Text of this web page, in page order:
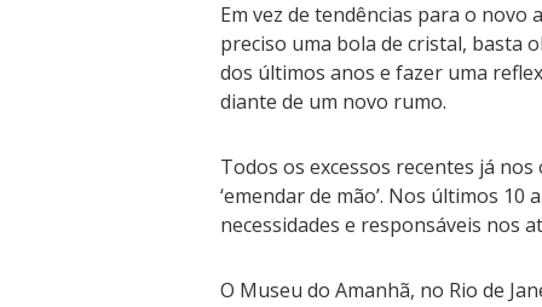
Em vez de tendências para o
preciso uma bola de cristal, basta
dos últimos anos e fazer uma
diante de um novo rumo.
Todos os excessos recentes já
‘emendar de mão’. Nos últimos
necessidades e responsáveis nos
O Museu do Amanhã, no Rio de